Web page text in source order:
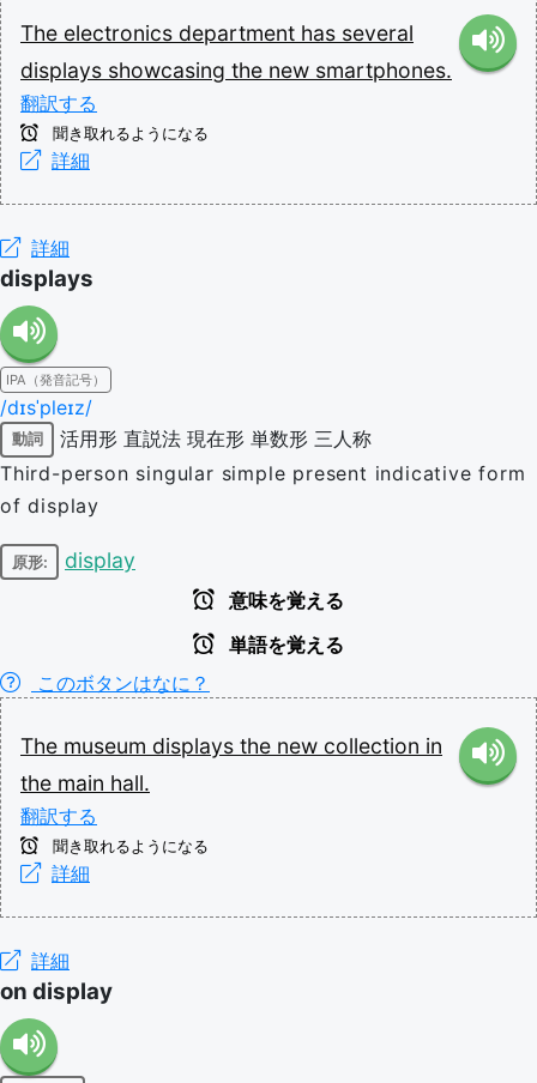
The electronics department has several
displays showcasing the new smartphones.
翻訳する
聞き取れるようになる
詳細
詳細
displays
IPA（発音記号）
/dɪsˈpleɪz/
動詞 活用形 直説法 現在形 単数形 三人称
Third-person singular simple present indicative form
of display
原形: display
意味を覚える
単語を覚える
このボタンはなに？
The museum displays the new collection in
the main hall.
翻訳する
聞き取れるようになる
詳細
詳細
on display